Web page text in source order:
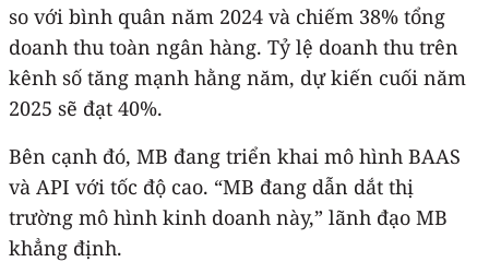
so với bình quân năm 2024 và chiếm 38% tổng
doanh thu toàn ngân hàng. Tỷ lệ doanh thu trên
kênh số tăng mạnh hằng năm, dự kiến cuối năm
2025 sẽ đạt 40%.
Bên cạnh đó, MB đang triển khai mô hình BAAS
và API với tốc độ cao. “MB đang dẫn dắt thị
trường mô hình kinh doanh này,” lãnh đạo MB
khẳng định.